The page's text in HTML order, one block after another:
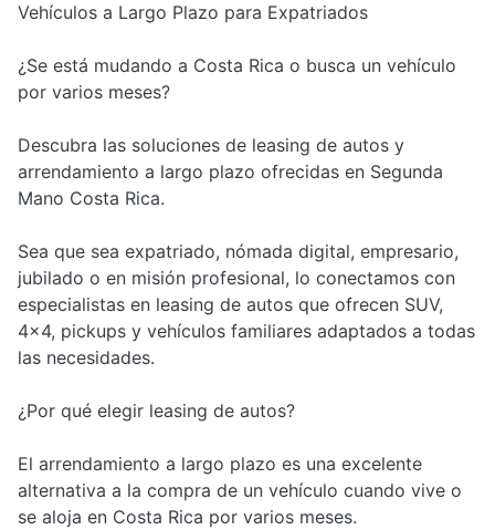
Vehículos a Largo Plazo para Expatriados
¿Se está mudando a Costa Rica o busca un vehículo
por varios meses?
Descubra las soluciones de leasing de autos y
arrendamiento a largo plazo ofrecidas en Segunda
Mano Costa Rica.
Sea que sea expatriado, nómada digital, empresario,
jubilado o en misión profesional, lo conectamos con
especialistas en leasing de autos que ofrecen SUV,
4x4, pickups y vehículos familiares adaptados a todas
las necesidades.
¿Por qué elegir leasing de autos?
El arrendamiento a largo plazo es una excelente
alternativa a la compra de un vehículo cuando vive o
se aloja en Costa Rica por varios meses.